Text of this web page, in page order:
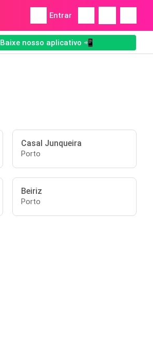
Entrar
Baixe nosso aplicativo 📲
Casal Junqueira
Porto
Beiriz
Porto